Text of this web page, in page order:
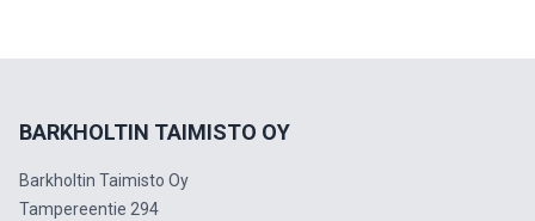
BARKHOLTIN TAIMISTO OY
Barkholtin Taimisto Oy
Tampereentie 294